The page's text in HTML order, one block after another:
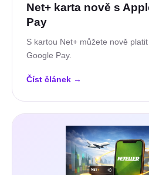
Net+ karta nově s
Pay
S kartou Net+ můžete nově
Google Pay.
Číst článek →